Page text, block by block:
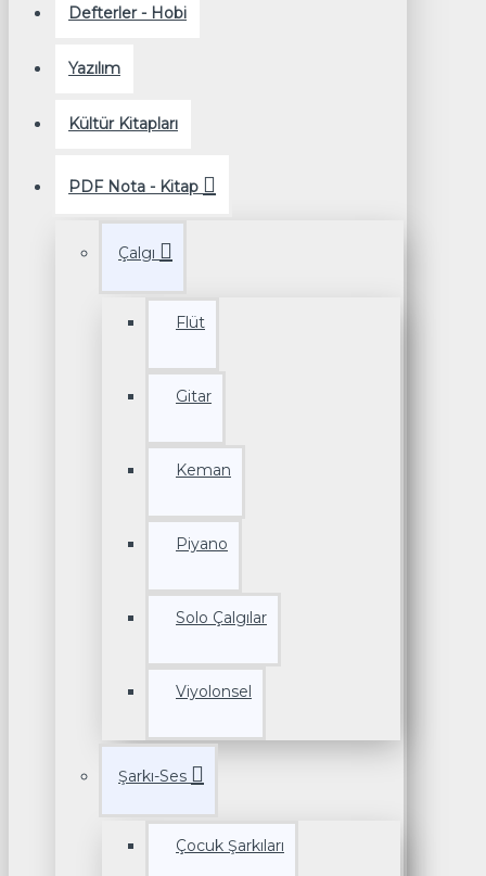
Defterler - Hobi
Yazılım
Kültür Kitapları
PDF Nota - Kitap
Çalgı
Flüt
Gitar
Keman
Piyano
Solo Çalgılar
Viyolonsel
Şarkı-Ses
Çocuk Şarkıları